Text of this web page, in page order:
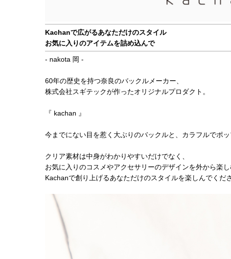
Kachanで広がるあなただけのスタイル
お気に入りのアイテムを詰め込んで
- nakota 岡 -
60年の歴史を持つ奈良のバックルメーカー、
株式会社スギテックが作ったオリジナルプロダクト。
『 kachan 』
今までにない目を惹く大ぶりのバックルと、カラフルでポ
クリア素材は中身がわかりやすいだけでなく、
お気に入りのコスメやアクセサリーのデザインを外から楽し
Kachanで創り上げるあなただけのスタイルを楽しんでくだ